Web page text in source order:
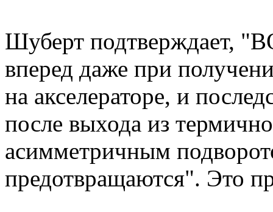
Шуберт подтверждает,
вперед даже при
на акселераторе, и
после выхода из
асимметричным
предотвращаются". Это